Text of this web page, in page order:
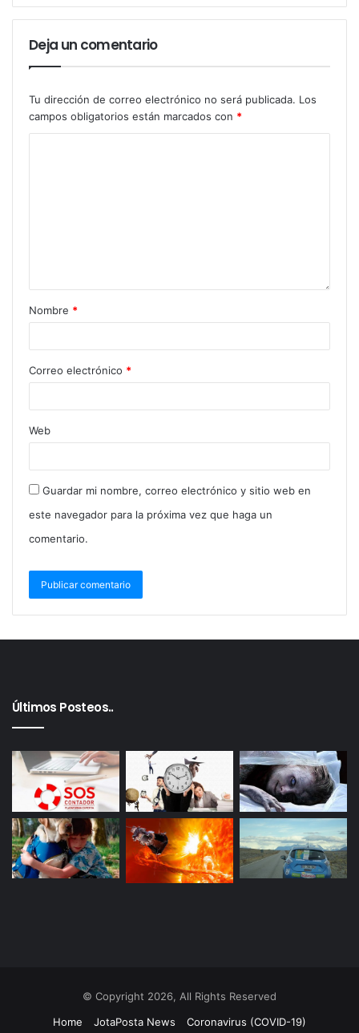
Deja un comentario
Tu dirección de correo electrónico no será publicada. Los
campos obligatorios están marcados con *
Nombre *
Correo electrónico *
Web
Guardar mi nombre, correo electrónico y sitio web en
este navegador para la próxima vez que haga un
comentario.
Últimos Posteos..
© Copyright 2026, All Rights Reserved
Home
JotaPosta News Coronavirus (COVID-19)